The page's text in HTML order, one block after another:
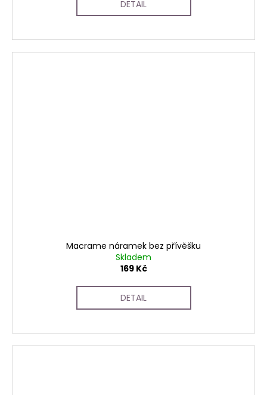
DETAIL
Macrame náramek bez přívěšku
Skladem
169 Kč
DETAIL